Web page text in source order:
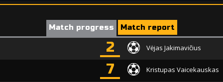
Match progress Match report
2 Vėjas Jakimavičius
7 Kristupas Vaicekauskas